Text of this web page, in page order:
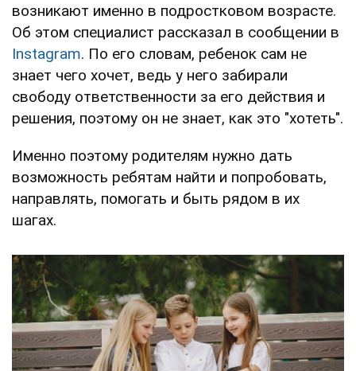
возникают именно в подростковом возрасте.
Об этом специалист рассказал в сообщении в
Instagram. По его словам, ребенок сам не
знает чего хочет, ведь у него забирали
свободу ответственности за его действия и
решения, поэтому он не знает, как это "хотеть".
Именно поэтому родителям нужно дать
возможность ребятам найти и попробовать,
направлять, помогать и быть рядом в их
шагах.